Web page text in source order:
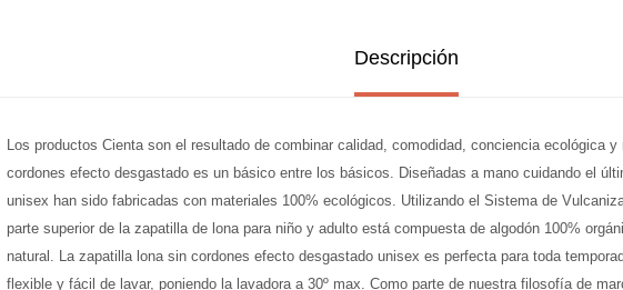
Descripción
Los productos Cienta son el resultado de combinar calidad, comodidad, conciencia ecológica
cordones efecto desgastado es un básico entre los básicos. Diseñadas a mano cuidando el
unisex han sido fabricadas con materiales 100% ecológicos. Utilizando el Sistema de
parte superior de la zapatilla de lona para niño y adulto está compuesta de algodón 100%
natural. La zapatilla lona sin cordones efecto desgastado unisex es perfecta para toda
flexible y fácil de lavar, poniendo la lavadora a 30º max. Como parte de nuestra filosofía de